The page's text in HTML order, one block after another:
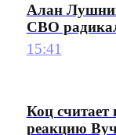
Алан
СВО
15:41
Коц считает
реакцию